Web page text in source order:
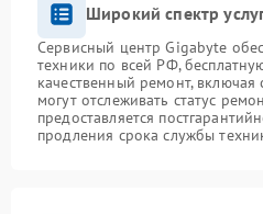
Широкий спектр
Сервисный центр Gigabyte
техники по всей РФ,
качественный ремонт,
могут отслеживать статус
предоставляется
продления срока службы